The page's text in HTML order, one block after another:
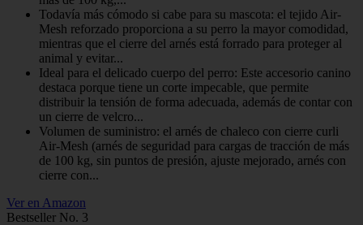
Todavía más cómodo si cabe para su mascota: el tejido Air-
Mesh reforzado proporciona a su perro la mayor comodidad,
mientras que el cierre del arnés está forrado para proteger al
animal y evitar...
Ideal para el delicado cuerpo del perro: Este accesorio canino
destaca porque tiene un corte impecable, que permite
distribuir la tensión de forma adecuada, además de contar con
un cierre de velcro...
Volumen de suministro: el arnés de chaleco con cierre curli
Air-Mesh (arnés de seguridad para cargas de tracción de más
de 100 kg, sin puntos de presión, ajuste mejorado, arnés con
cierre con...
Ver en Amazon
Bestseller No. 3